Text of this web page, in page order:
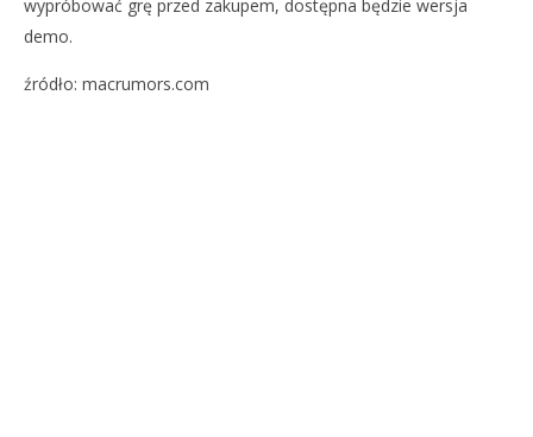
wypróbować grę przed zakupem, dostępna będzie wersja
demo.
źródło: macrumors.com